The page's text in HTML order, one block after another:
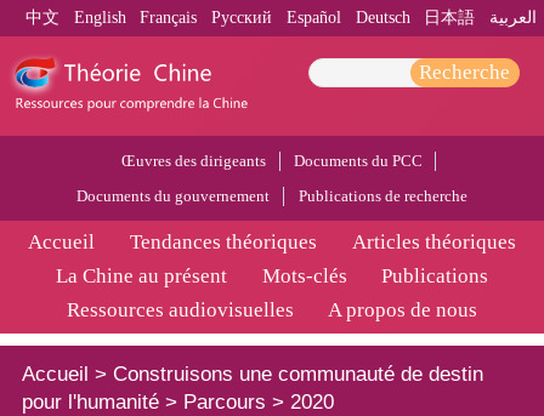
中文 English Français Pусский Español Deutsch 日本語 العربية
Recherche
Œuvres des dirigeants
Documents du PCC
Documents du gouvernement
Publications de recherche
Accueil Tendances théoriques
Articles théoriques
La Chine au présent
Mots-clés
Publications
Ressources audiovisuelles
A propos de nous
Accueil > Construisons une communauté de destin
pour l'humanité> Parcours > 2020